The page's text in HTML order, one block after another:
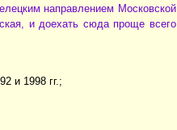
направлением Московской
и доехать сюда проще всего
и 1998 гг.;